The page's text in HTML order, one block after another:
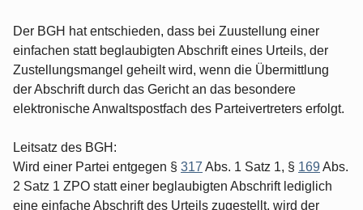
Der BGH hat entschieden, dass bei Zuustellung einer
einfachen statt beglaubigten Abschrift eines Urteils, der
Zustellungsmangel geheilt wird, wenn die Übermittlung
der Abschrift durch das Gericht an das besondere
elektronische Anwaltspostfach des Parteivertreters erfolgt.
Leitsatz des BGH:
Wird einer Partei entgegen § 317 Abs. 1 Satz 1, § 169Abs.
2 Satz 1 ZPO statt einer beglaubigten Abschrift lediglich
eine einfache Abschrift des Urteils zugestellt, wird der